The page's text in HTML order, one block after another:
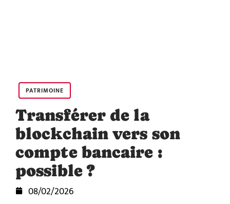
PATRIMOINE
Transférer de la
blockchain vers son
compte bancaire :
possible ?
08/02/2026